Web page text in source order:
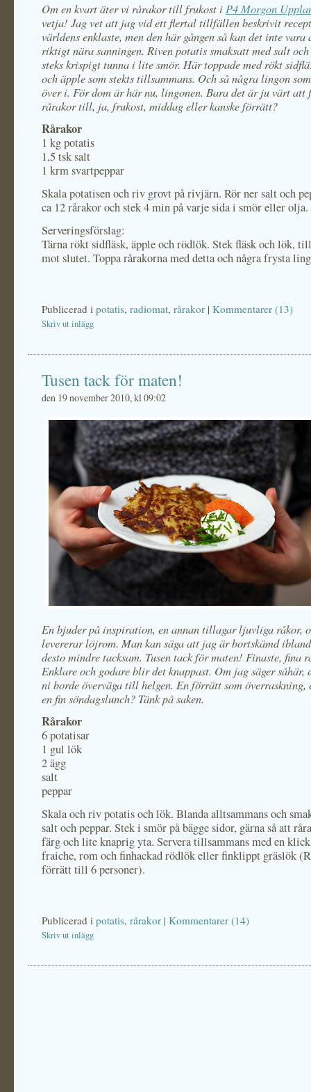
Om en kvart äter vi rårakor till frukost i P4 Morgon
vetja! Jag vet att jag vid ett flertal tillfällen beskrivit
världens enklaste, men den här gången så kan det inte vara
riktigt nära sanningen. Riven potatis smaksatt med salt
steks krispigt tunna i lite smör. Här toppade med rökt
och äpple som stekts tillsammans. Och så några lingon
över i. För dom är här nu, lingonen. Bara det är ju värt att
rårakor till, ja, frukost, middag eller kanske förrätt?
Rårakor
1 kg potatis
1,5 tsk salt
1 krm svartpeppar
Skala potatisen och riv grovt på rivjärn. Rör ner salt och
ca 12 rårakor och stek 4 min på varje sida i smör eller olja.
Serveringsförslag:
Tärna rökt sidfläsk, äpple och rödlök. Stek fläsk och lök,
mot slutet. Toppa rårakorna med detta och några frysta
Publicerad i potatis, radiomat, rårakor | Kommentarer (13)
Skriv ut inlägg
Tusen tack för maten!
den 19 november 2010, kl 09:02
En bjuder på inspiration, en annan tillagar ljuvliga råkor,
levererar löjrom. Man kan säga att jag är bortskämd
desto mindre tacksam. Tusen tack för maten! Finaste, fina
Enklare och godare blir det knappast. Om jag säger såhär,
ni borde överväga till helgen. En förrätt som överraskning,
en fin söndagslunch? Tänk på saken.
Rårakor
6 potatisar
1 gul lök
2 ägg
salt
peppar
Skala och riv potatis och lök. Blanda alltsammans och
salt och peppar. Stek i smör på bägge sidor, gärna så att
färg och lite knaprig yta. Servera tillsammans med en
fraiche, rom och finhackad rödlök eller finklippt gräslök
förrätt till 6 personer).
Publicerad i potatis, rårakor | Kommentarer (14)
Skriv ut inlägg